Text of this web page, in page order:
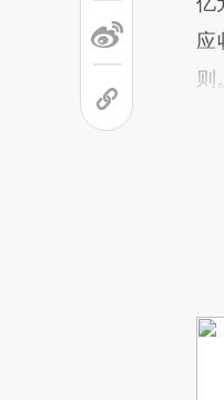
应
则。